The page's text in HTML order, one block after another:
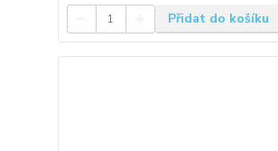
Přidat do košíku